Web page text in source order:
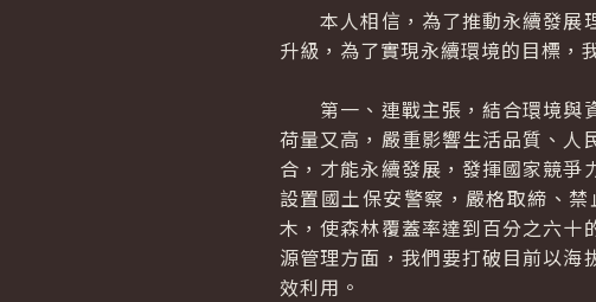
本人相信，為了推動永續發展
升級，為了實現永續環境的目標，
第一、連戰主張，結合環境與資
荷量又高，嚴重影響生活品質、人
合，才能永續發展，發揮國家競
設置國土保安警察，嚴格取締、
木，使森林覆蓋率達到百分之六十
源管理方面，我們要打破目前以海
效利用。